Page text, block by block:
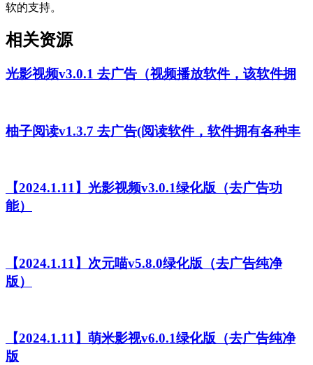
软的支持。
相关资源
光影视频v3.0.1 去广告（视频播放软件，该软件拥
柚子阅读v1.3.7 去广告(阅读软件，软件拥有各种丰
【2024.1.11】光影视频v3.0.1绿化版（去广告功
能）
【2024.1.11】次元喵v5.8.0绿化版（去广告纯净
版）
【2024.1.11】萌米影视v6.0.1绿化版（去广告纯净
版